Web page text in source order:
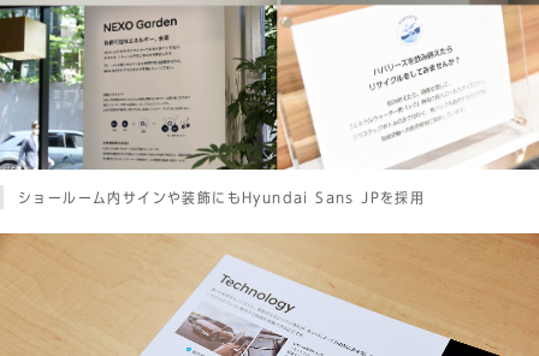
ショールーム内サインや装飾にもHyundai Sans JPを採用